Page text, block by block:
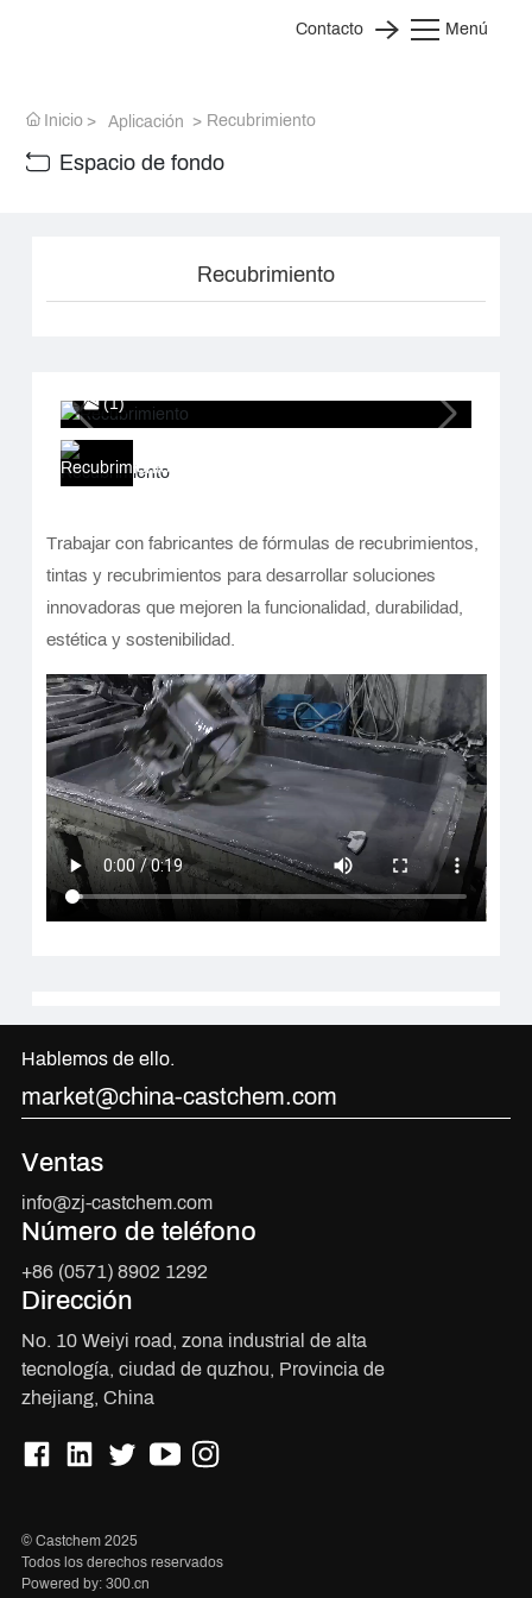
Contacto Menú
Inicio Aplicación Recubrimiento
Espacio de fondo
Recubrimiento
(1)
Recubrimiento
Trabajar con fabricantes de fórmulas de recubrimientos,
tintas y recubrimientos para desarrollar soluciones
innovadoras que mejoren la funcionalidad, durabilidad,
estética y sostenibilidad.
Hablemos de ello.
market@china-castchem.com
Ventas
info@zj-castchem.com
Número de teléfono
+86 (0571) 8902 1292
Dirección
No. 10 Weiyi road, zona industrial de alta
tecnología, ciudad de quzhou, Provincia de
zhejiang, China
© Castchem 2025
Todos los derechos reservados
Powered by: 300.cn